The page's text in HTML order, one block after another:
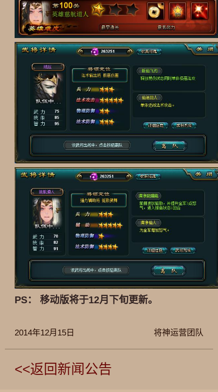
PS： 移动版将于12月下旬更新。
将神运营团队
2014年12月15日
<<返回新闻公告